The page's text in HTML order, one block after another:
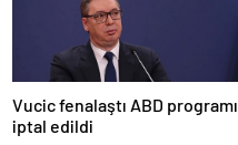
Vucic fenalaştı ABD programı
iptal edildi